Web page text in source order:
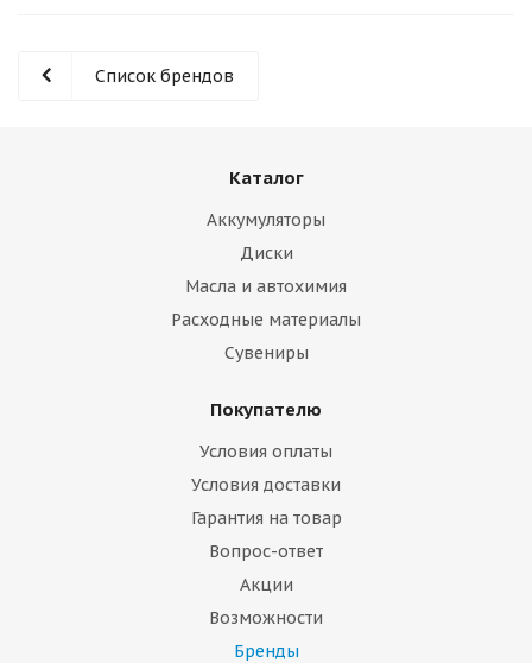
Список брендов
Каталог
Аккумуляторы
Диски
Масла и автохимия
Расходные материалы
Сувениры
Покупателю
Условия оплаты
Условия доставки
Гарантия на товар
Вопрос-ответ
Акции
Возможности
Бренды